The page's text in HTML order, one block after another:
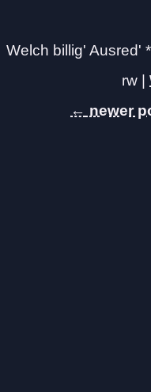
Welch billig' Ausred'
rw |
←